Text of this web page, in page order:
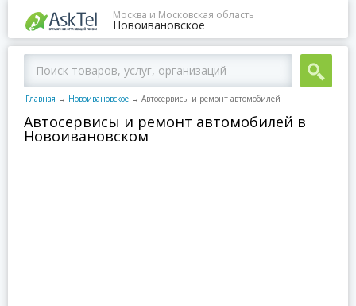
Москва и Московская область
Новоивановское
Главная → Новоивановское → Автосервисы и ремонт автомобилей
Автосервисы и ремонт автомобилей в
Новоивановском